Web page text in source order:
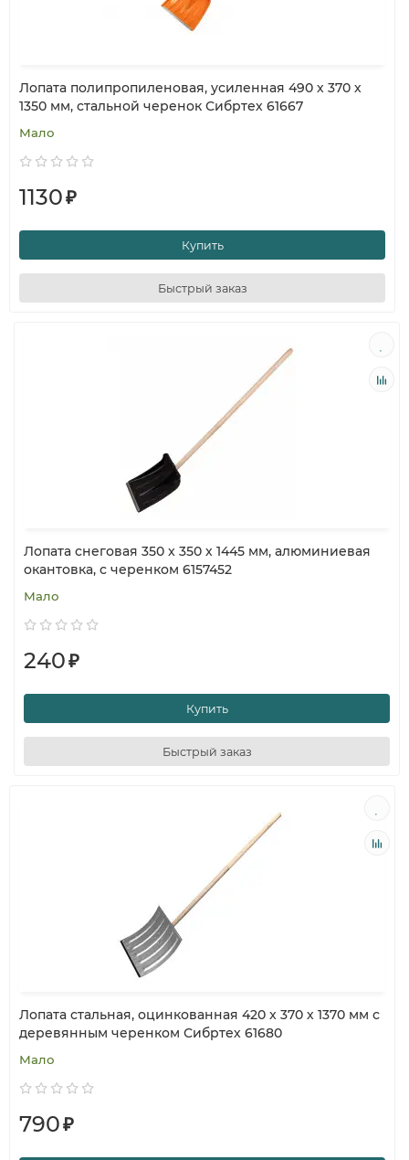
Лопата полипропиленовая, усиленная 490 х 370 х
1350 мм, стальной черенок Сибртех 61667
Мало
1130₽
Купить
Быстрый заказ
Лопата снеговая 350 x 350 х 1445 мм, алюминиевая
окантовка, с черенком 6157452
Мало
240₽
Купить
Быстрый заказ
Лопата стальная, оцинкованная 420 x 370 х 1370 мм с
деревянным черенком Сибртех 61680
Мало
790₽